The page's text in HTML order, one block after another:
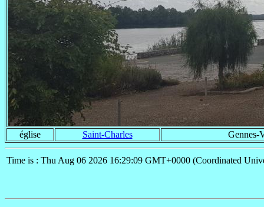
église Saint-Charles Gennes-
Time is : Thu Aug 06 2026 16:29:09 GMT+0000 (Coordinated